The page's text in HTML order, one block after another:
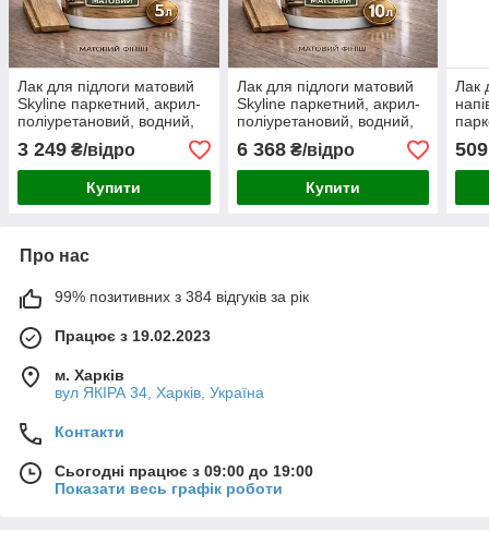
Лак для підлоги матовий
Skyline паркетний, акрил-
поліуретановий, водний,
зносостійкий, без запаху, 5
л
3 249 ₴/відро
Купити
Лак для підлоги матовий
Skyline паркетний, акрил-
поліуретановий, водний,
зносостійкий, без запаху,
10 л
6 368₴/відро
Купити
Лак
750
509
Про нас
99% позитивних з 384 відгуків за рік
Працює з 19.02.2023
м. Харків
вул ЯКІРА 34, Харків, Україна
Контакти
Сьогодні працює з 09:00 до 19:00
Показати весь графік роботи